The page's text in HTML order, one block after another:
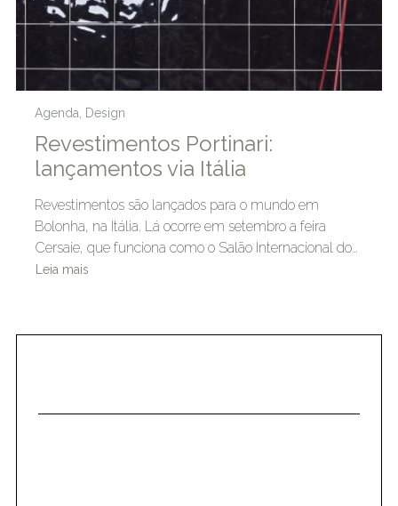
Agenda Design
Revestimentos Portinari:
lançamentos via Itália
Revestimentos são lançados para o mundo em
Bolonha, na Itália. Lá ocorre em setembro a feira
Cersaie, que funciona como o Salão Internacional do…
Leia mais